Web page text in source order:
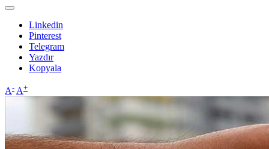
Linkedin
Pinterest
Telegram
Yazdır
Kopyala
A- A+